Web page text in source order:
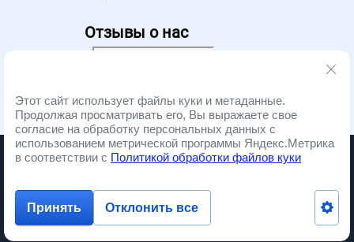
Отзывы о нас
Powered byZoon
Запчасти и ремонт бытовой техники. Copyright © 2012 - 2026
Разработка сайта- megagroup.ru
Этот сайт использует файлы куки и метаданные.
Продолжая просматривать его, Вы выражаете свое
согласие на обработку персональных данных с
использованием метрической программы Яндекс.Метрика
в соответствии с Политикой обработки файлов куки
Принять Отклонить все